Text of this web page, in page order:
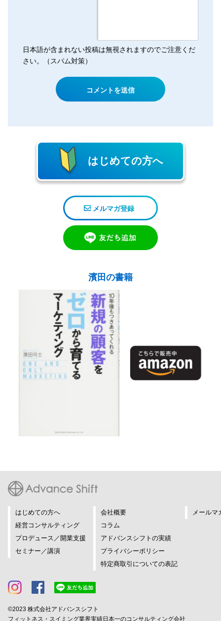
日本語が含まれない投稿は無視されますのでご注意くだ
さい。（スパム対策）
はじめての方へ
メルマガ登録
濱田の書籍
はじめての方へ
経営コンサルティング
プロデュース／開業支援
セミナー／講演
会社概要
コラム
アドバンスシフトの実績
プライバシーポリシー
特定商取引についての表記
メールマ
©2023 株式会社アドバンスシフト
フィットネス・スイミング業界実績日本一のコンサルティング会社